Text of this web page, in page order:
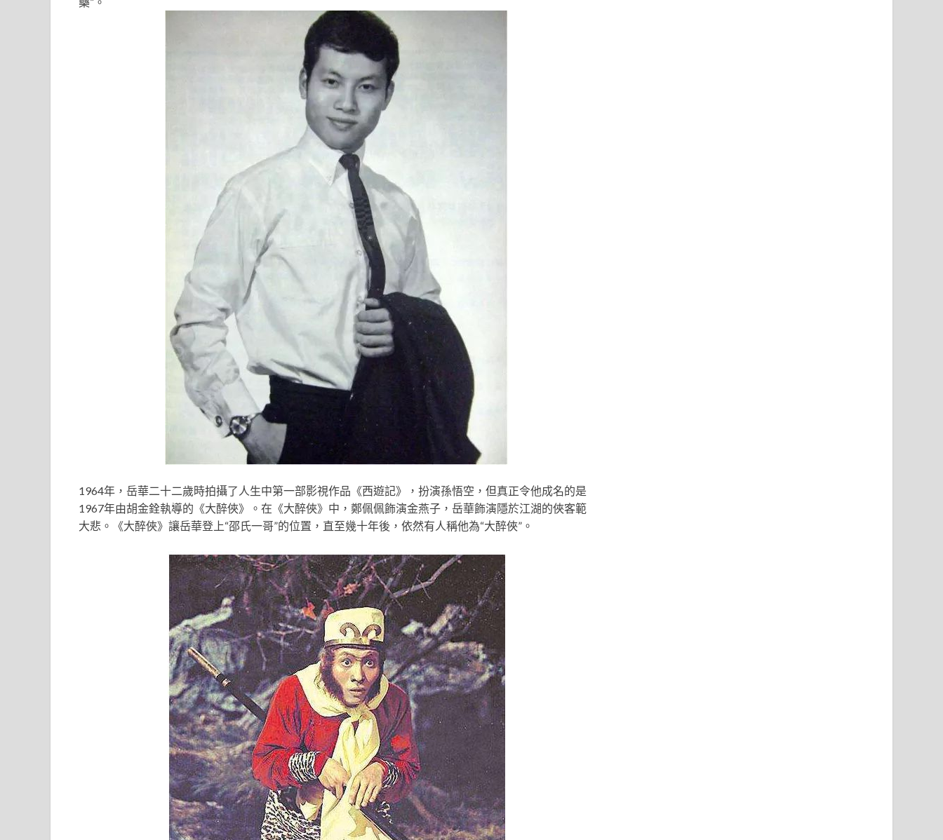
1964年，岳華二十二歲時拍攝了人生中第一部影視作品《西遊記》，扮演孫悟空，但真正令他成名的是
1967年由胡金銓執導的《大醉俠》。在《大醉俠》中，鄭佩佩飾演金燕子，岳華飾演隱於江湖的俠客範
大悲。《大醉俠》讓岳華登上“邵氏一哥”的位置，直至幾十年後，依然有人稱他為“大醉俠”。